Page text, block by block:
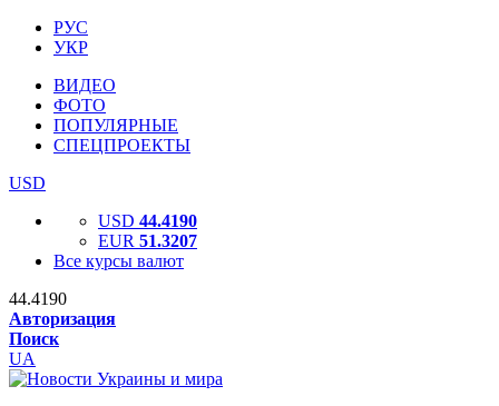
РУС
УКР
ВИДЕО
ФОТО
ПОПУЛЯРНЫЕ
СПЕЦПРОЕКТЫ
USD
USD 44.4190
EUR 51.3207
Все курсы валют
44.4190
Авторизация
Поиск
UA